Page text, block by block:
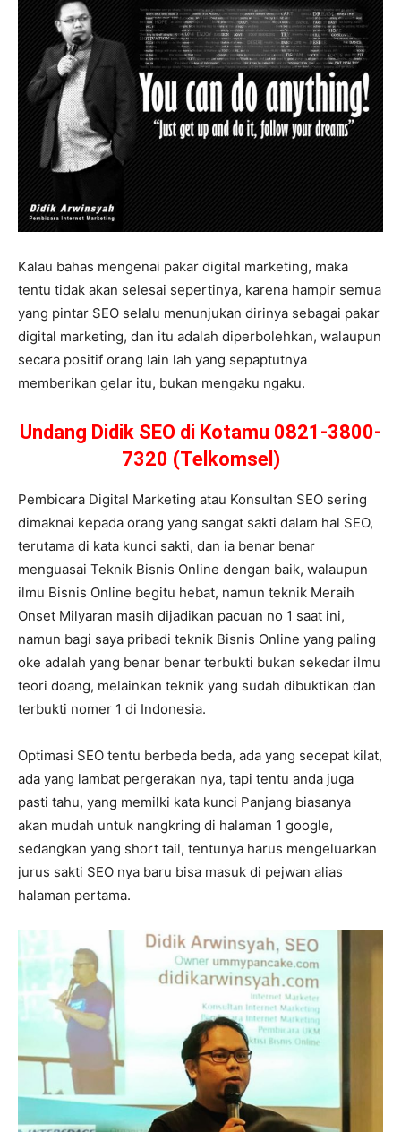
Kalau bahas mengenai pakar digital marketing, maka
tentu tidak akan selesai sepertinya, karena hampir semua
yang pintar SEO selalu menunjukan dirinya sebagai pakar
digital marketing, dan itu adalah diperbolehkan, walaupun
secara positif orang lain lah yang sepaptutnya
memberikan gelar itu, bukan mengaku ngaku.
Undang Didik SEO di Kotamu 0821-3800-
7320 (Telkomsel)
Pembicara Digital Marketing atau Konsultan SEO sering
dimaknai kepada orang yang sangat sakti dalam hal SEO,
terutama di kata kunci sakti, dan ia benar benar
menguasai Teknik Bisnis Online dengan baik, walaupun
ilmu Bisnis Online begitu hebat, namun teknik Meraih
Onset Milyaran masih dijadikan pacuan no 1 saat ini,
namun bagi saya pribadi teknik Bisnis Online yang paling
oke adalah yang benar benar terbukti bukan sekedar ilmu
teori doang, melainkan teknik yang sudah dibuktikan dan
terbukti nomer 1 di Indonesia.
Optimasi SEO tentu berbeda beda, ada yang secepat kilat,
ada yang lambat pergerakan nya, tapi tentu anda juga
pasti tahu, yang memilki kata kunci Panjang biasanya
akan mudah untuk nangkring di halaman 1 google,
sedangkan yang short tail, tentunya harus mengeluarkan
jurus sakti SEO nya baru bisa masuk di pejwan alias
halaman pertama.